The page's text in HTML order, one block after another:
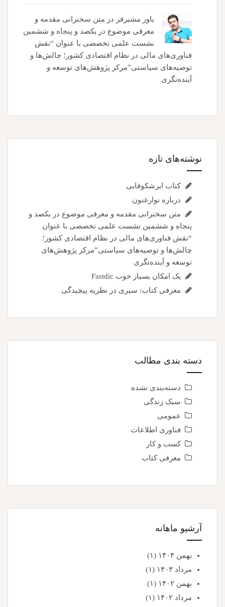
یاور مشیرفر در متن سخنرانی مقدمه و
معرفی موضوع در یکصد و پنجاه و ششمین
نشست علمی تخصصی با عنوان “نقش
فناوری‌های مالی در نظام اقتصادی کشور؛ چالش‌ها و
توصیه‌های سیاستی”مرکز پژوهش‌های توسعه و
آینده‌نگری
نوشته‌های تازه
کتاب ابرشکوفایی
درباره نوارغنون
متن سخنرانی مقدمه و معرفی موضوع در یکصد و
پنجاه و ششمین نشست علمی تخصصی با عنوان
“نقش فناوری‌های مالی در نظام اقتصادی کشور؛
چالش‌ها و توصیه‌های سیاستی”مرکز پژوهش‌های
توسعه و آینده‌نگری
یک امکان بسیار خوب Fastdic
معرفی کتاب: سیری در نظریه پیچیدگی
دسته بندی مطالب
دسته‌بندی نشده
سبک زندگی
عمومی
فناوری اطلاعات
کسب و کار
معرفی کتاب
آرشیو ماهانه
بهمن ۱۴۰۴
(۱)
مرداد ۱۴۰۳
(۱)
بهمن ۱۴۰۲
(۱)
مرداد ۱۴۰۲
(۱)